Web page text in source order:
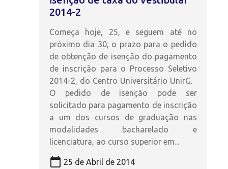
2014-2
Começa hoje, 25, e seguem até no
próximo dia 30, o prazo para o pedido
de obtenção de isenção do pagamento
de inscrição para o Processo Seletivo
2014-2, do Centro Universitário UnirG.
O pedido de isenção pode ser
solicitado para pagamento de inscrição
a um dos cursos de graduação nas
modalidades bacharelado e
licenciatura, ao curso superior em...
calendar_today 25 de Abril de 2014